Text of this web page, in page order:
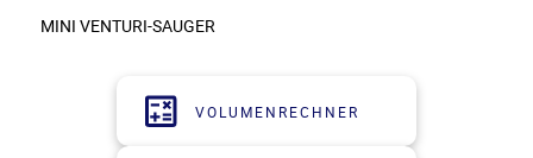
MINI VENTURI-SAUGER
VOLUMENRECHNER